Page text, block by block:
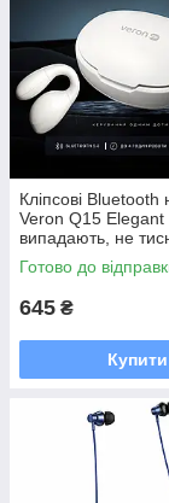
Кліпсові Bluetooth
Veron Q15
випадають, не
з кейсом, потужний
Готово до
645 ₴
Купити